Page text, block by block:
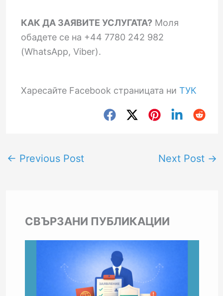
КАК ДА ЗАЯВИТЕ УСЛУГАТА?Моля
обадете се на +44 7780 242 982
(WhatsApp, Viber).
Харесайте Facebook страницата ни ТУК
← Previous Post Next Post →
СВЪРЗАНИ ПУБЛИКАЦИИ